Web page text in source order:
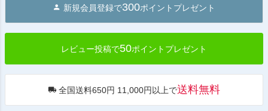
へ
新規会員登録で300ポイントプレゼント
レビュー投稿で50ポイントプレゼント
全国送料650円 11,000円以上で送料無料